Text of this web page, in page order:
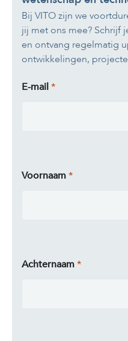
Bij VITO zijn we
jij met ons mee? Schrijf
en ontvang regelmatig
ontwikkelingen,
E-mail
Voornaam
Achternaam